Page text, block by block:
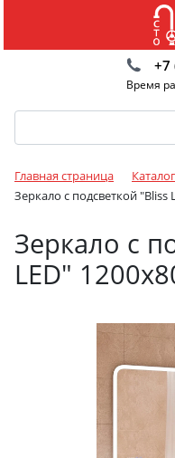
+7
Время
Главная страница Каталог
Зеркало с подсветкой "Bliss
Зеркало с
LED"